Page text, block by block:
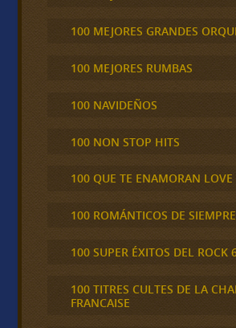
100 MEJORES GRANDES
100 MEJORES RUMBAS
100 NAVIDEÑOS
100 NON STOP HITS
100 QUE TE ENAMORAN LOVE
100 ROMÁNTICOS DE SIEMPRE
100 SUPER ÉXITOS DEL ROCK
100 TITRES CULTES DE LA
FRANCAISE